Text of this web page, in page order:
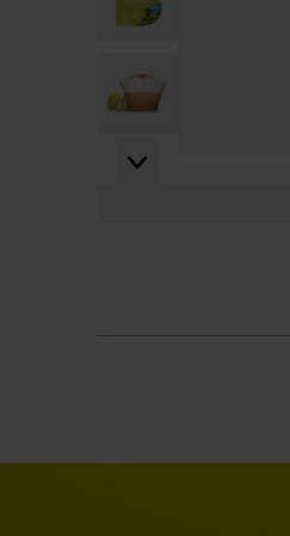
View larger image
View larger image